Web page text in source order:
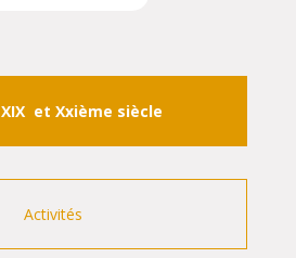
XIX et Xxième siècle
Activités